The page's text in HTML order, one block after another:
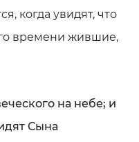
когда увидят, что
времени жившие,
на небе; и
Сына